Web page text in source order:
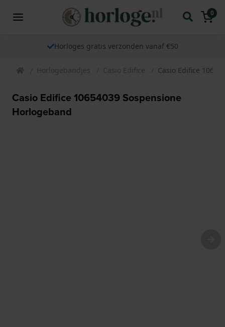
0
Horloges gratis verzonden vanaf €50
Horlogebandjes Casio Edifice Casio Edifice
Casio Edifice 10654039 Sospensione
Horlogeband